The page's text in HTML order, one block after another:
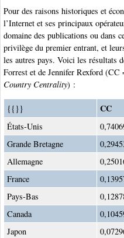
Pour des raisons historiques et
l’Internet et ses principaux
domaine des publications ou dans
privilège du premier entrant, et
les autres pays. Voici les résultats
Forrest et de Jennifer Rexford (CC
Country Centrality) :
{{}} CC
États-Unis
Grande Bretagne
Allemagne
France
Pays-Bas
Canada
Japon